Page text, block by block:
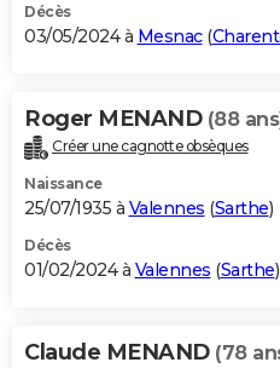
Décès
03/05/2024 à Mesnac(
Roger MENAND (88
Créer une cagnotte obsèques
Naissance
25/07/1935 à Valennes (Sarthe)
Décès
01/02/2024 à Valennes (Sarthe)
Claude MENAND (78